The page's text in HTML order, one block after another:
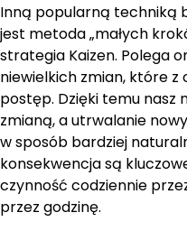
Inną popularną techniką
jest metoda „małych
strategia Kaizen. Polega
niewielkich zmian, które z
postęp. Dzięki temu nasz
zmianą, a utrwalanie
w sposób bardziej
konsekwencja są
czynność codziennie
przez godzinę.